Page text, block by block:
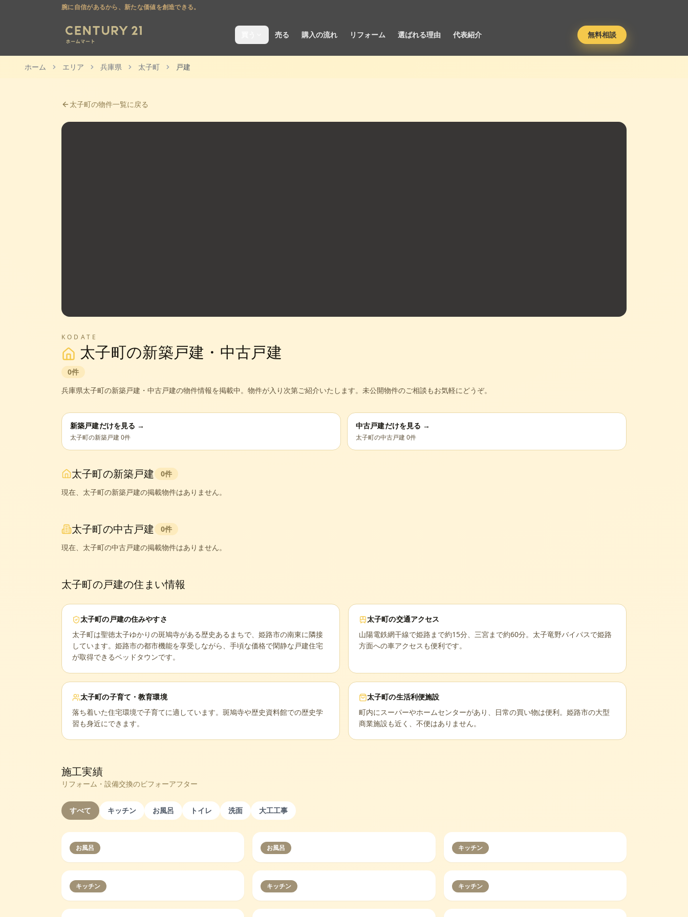
腕に自信があるから、新たな価値を創造できる。
売る 購入の流れ リフォーム 選ばれる理由 代表紹介 無料相談
ホーム エリア 兵庫県 太子町 戸建
太子町の物件一覧に戻る
KODATE
太子町の新築戸建・中古戸建
0件
兵庫県太子町の新築戸建・中古戸建の物件情報を掲載中。 物件が入り次第ご紹介いたします。未公開物件のご相談もお気軽にどうぞ。
新築戸建だけを見る →
太子町の新築戸建0件
中古戸建だけを見る →
太子町の中古戸建0件
太子町の新築戸建 0件
現在、 太子町の新築戸建の掲載物件はありません。
太子町の中古戸建 0件
現在、 太子町の中古戸建の掲載物件はありません。
太子町の戸建の住まい情報
太子町の戸建の住みやすさ
太子町は聖徳太子ゆかりの斑鳩寺がある歴史あるまちで、姫路市の南東に隣接
しています。姫路市の都市機能を享受しながら、手頃な価格で閑静な戸建住宅
が取得できるベッドタウンです。
太子町の交通アクセス
山陽電鉄網干線で姫路まで約15分、三宮まで約60分。太子竜野バイパスで姫路
方面への車アクセスも便利です。
太子町の子育て・教育環境
落ち着いた住宅環境で子育てに適しています。斑鳩寺や歴史資料館での歴史学
習も身近にできます。
太子町の生活利便施設
町内にスーパーやホームセンターがあり、日常の買い物は便利。姫路市の大型
商業施設も近く、不便はありません。
施工実績
リフォーム・設備交換のビフォーアフター
すべて キッチン お風呂 トイレ 洗面 大工工事
お風呂 お風呂 キッチン
キッチン キッチン キッチン